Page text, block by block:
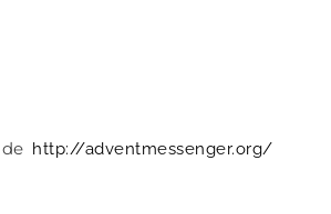
http://adventmessenger.org/